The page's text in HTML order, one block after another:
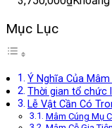
Mục Lục
Ý Nghĩa Của
Thời gian tổ chức
Lễ Vật Cần Có
Mâm Cúng Mụ